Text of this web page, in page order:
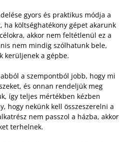
gyors és praktikus módja a
ha költséghatékony gépet akarunk
akkor nem feltétlenül ez a
nem mindig szólhatunk bele,
kerüljenek a gépbe.
abból a szempontból jobb, hogy mi
és onnan rendeljük meg
így teljes mértékben kézben
hogy nekünk kell összeszerelni a
nem passzol a házba, akkor
terhelnek.